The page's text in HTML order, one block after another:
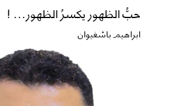
حبُّ الظهور يكسرُ الظهور... !
ابراهيم باشغيوان